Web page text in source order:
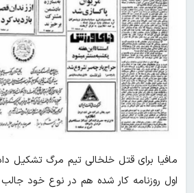
مافیا برای قتل خلخالی تیم مرگ تشکیل
اول روزنامه کار شده هم در نوع خود